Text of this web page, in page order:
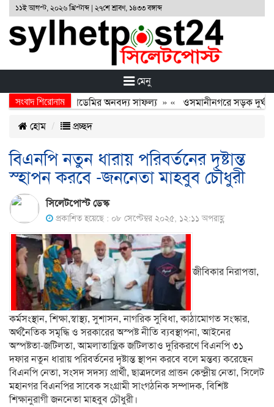
১১ই আগস্ট, ২০২৬ খ্রিস্টাব্দ | ২৭শে শ্রাবণ, ১৪৩৩ বঙ্গাব্দ
মেনু
সংবাদ শিরোনাম
রহমান একাডেমির অনবদ্য সাফল্য» «ওসমানীনগরে সড়ক দুর্ঘটনায়
হোম
প্রচ্ছদ
বিএনপি নতুন ধারায় পরিবর্তনের দৃষ্টান্ত
স্হাপন করবে -জননেতা মাহবুব চৌধুরী
সিলেটপোস্ট ডেস্ক
প্রকাশিত হয়েছে : ০৮ সেপ্টেম্বর ২০২৫, ১২:১১ অপরাহ্ণ
জীবিকার নিরাপত্তা,
কর্মসংস্থান, শিক্ষা,স্বাস্থ্য, সুশাসন, নাগরিক সুবিধা, কাঠামোগত সংস্কার,
অর্থনৈতিক সমৃদ্ধি ও সরকারের অস্পষ্ট নীতি ব্যবস্থাপনা, আইনের
অস্পষ্টতা-জটিলতা, আমলাতান্ত্রিক জটিলতাও দুরিকরণে বিএনপি ৩১
দফার নতুন ধারায় পরিবর্তনের দৃষ্টান্ত স্থাপন করবে বলে মন্তব্য করেছেন
বিএনপি নেতা, সংসদ সদস্য প্রার্থী, ছাত্রদলের প্রাত্তন কেন্দ্রীয় নেতা, সিলেট
মহানগর বিএনপির সাবেক সংগ্রামী সাংগঠনিক সম্পাদক, বিশিষ্ট
শিক্ষানুরাগী জননেতা মাহবুব চৌধুরী।